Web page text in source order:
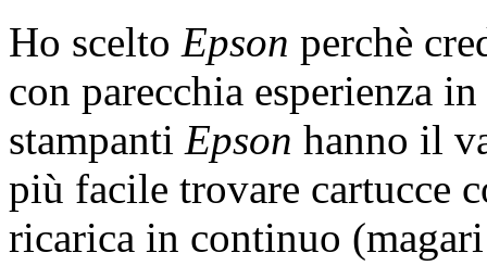
Ho scelto Epson perchè
con parecchia esperienza
stampanti Epson hanno il
più facile trovare cartucce
ricarica in continuo